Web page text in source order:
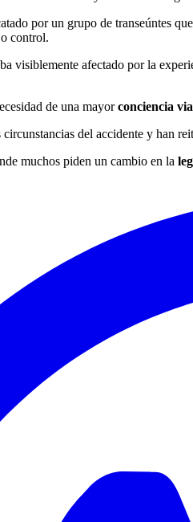
por un grupo de transeúntes
control.
visiblemente afectado por la
de una mayorconciencia
del accidente y han
muchos piden un cambio en la